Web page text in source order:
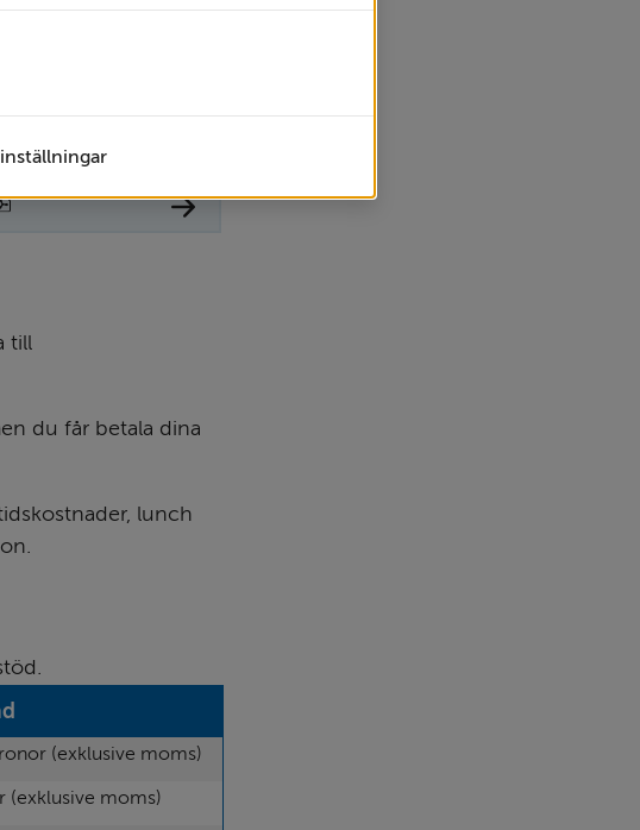
pdf, 222 kB.
till
du får betala dina
lunch
(exklusive moms)
(exklusive moms)